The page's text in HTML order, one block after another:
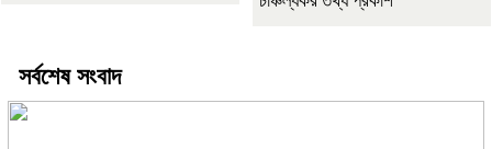
সর্বশেষ সংবাদ